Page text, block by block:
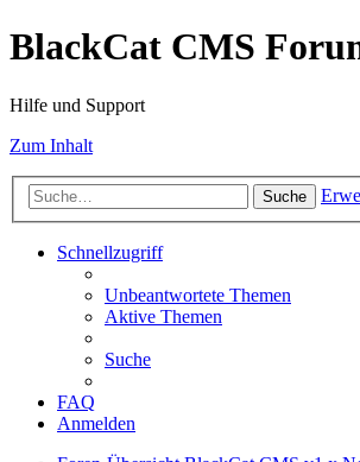
BlackCat CMS
Hilfe und Support
Zum Inhalt
Suche
Schnellzugriff
Unbeantwortete Themen
Aktive Themen
Suche
FAQ
Anmelden